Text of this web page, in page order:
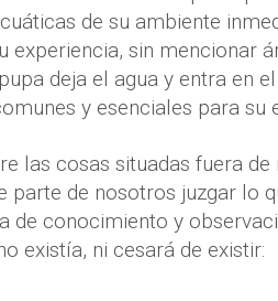
de su ambiente
experiencia, sin mencionar
deja el agua y entra en
y esenciales para su
las cosas situadas fuera
parte de nosotros juzgar lo
de conocimiento y
existía, ni cesará de existir: